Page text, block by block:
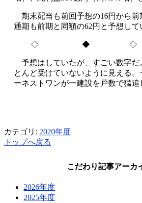
期末配当も前回予想の16円から前
通期も前期と同額の62円と予想して
◇ ◆ ◇
予想はしていたが、すごい数字だ
とんど受けていないように見える
ーネストワンが一建設を戸数で猛追
カテゴリ: 2020年度
トップへ戻る
こだわり記事アーカ
2026年度
2025年度